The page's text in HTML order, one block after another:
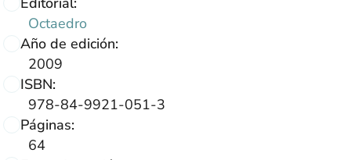
Octaedro
Año de edición:
2009
ISBN:
978-84-9921-051-3
Páginas:
64